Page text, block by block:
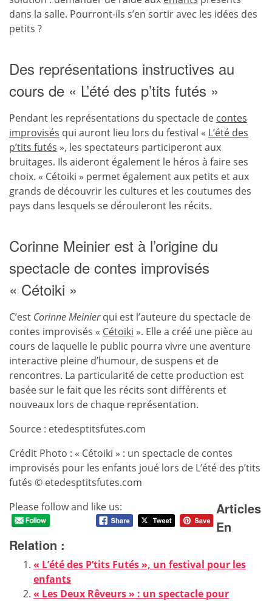
dans la salle. Pourront-ils s’en sortir avec les idées des
petits ?
Des représentations instructives au
cours de « L’été des p’tits futés »
Pendant les représentations du spectacle de contes
improvisés qui auront lieu lors du festival « L’été des
p’tits futés », les spectateurs participeront aux
bruitages. Ils aideront également le héros à faire ses
choix. « Cétoiki » permet également aux petits et aux
grands de découvrir les cultures et les coutumes des
pays dans lesquels se dérouleront les récits.
Corinne Meinier est à l’origine du
spectacle de contes improvisés
« Cétoiki »
C’est Corinne Meinierqui est l’auteure du spectacle de
contes improvisés « Cétoiki ». Elle a créé une pièce au
cours de laquelle le public pourra vivre une aventure
interactive pleine d’humour, de suspens et de
rencontres. La particularité de cette production est
basée sur le fait que les récits sont différents et
nouveaux lors de chaque représentation.
Source : etedesptitsfutes.com
Crédit Photo : « Cétoiki » : un spectacle de contes
improvisés pour les enfants joué lors de L’été des p’tits
futés © etedesptitsfutes.com
Please follow and like us:
Articles
En
Relation :
« L’été des P’tits Futés », un festival pour les
enfants
« Les Deux Rêveurs » : un spectacle pour